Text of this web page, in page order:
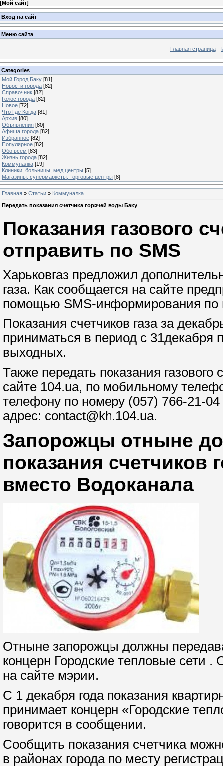
[Мой сайт]
Вход на сайт
Меню сайта
Главная страница
Categories
Мой Город Баку [81]
Новости города [82]
Справочник [82]
Голос города [82]
Новое [72]
Что Где Когда [81]
Архив [80]
Объявления [80]
Афиша города [82]
Избранное [82]
Популярное [82]
Обо всём [83]
Жизнь города [82]
Коммуналка [19]
Клиники, больницы, мед центры [5]
Магазины, супермаркеты, торговые центры [8]
Главная » Статьи » Коммуналка
Передать показания счетчика гор¤чей воды Баку
Показания газового
отправить по SMS
Харьковгаз предложил
газа. Как сообщается на сайте
помощью SMS-информирования по
Показания счетчиков газа за
приниматься в период с 31декабря
выходных.
Также передать показания
сайте 104.uа, по мобильному
телефону по номеру (057) 766-21-
адрес: contact@kh.104.ua.
Запорожцы отныне
показания счетчиков
вместо Водоканала
Отныне запорожцы должны
концерн Городские тепловые сети
на сайте мэрии.
С 1 декабря года показания
принимает концерн «Городские
говорится в сообщении.
Сообщить показания счетчика
в районах города по месту